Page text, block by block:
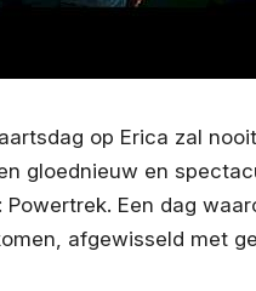
op Erica zal
gloednieuw en
Powertrek. Een dag
afgewisseld met